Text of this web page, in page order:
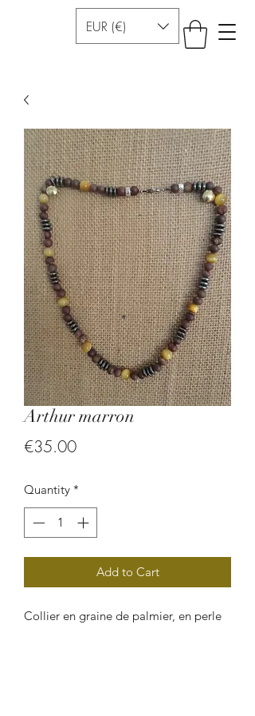
EUR (€)
Arthur marron
€35.00Price
Quantity *
Add to Cart
Collier en graine de palmier, en perle